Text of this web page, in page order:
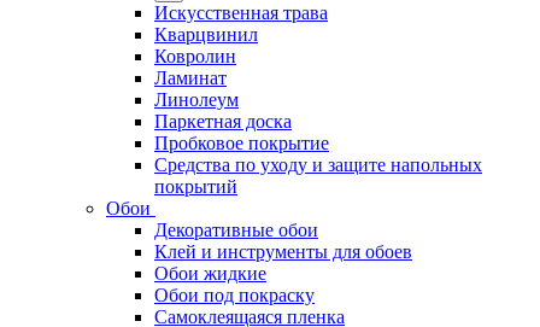
Искусственная трава
Кварцвинил
Ковролин
Ламинат
Линолеум
Паркетная доска
Пробковое покрытие
Средства по уходу и защите напольных
покрытий
Обои
Декоративные обои
Клей и инструменты для обоев
Обои жидкие
Обои под покраску
Самоклеящаяся пленка